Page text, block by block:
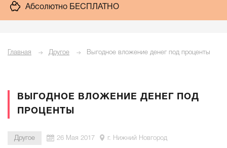
Абсолютно БЕСПЛАТНО
Главная Другое Выгодное вложение денег под проценты
ВЫГОДНОЕ ВЛОЖЕНИЕ ДЕНЕГ ПОД
ПРОЦЕНТЫ
Другое 26 Мая 2017 г. Нижний Новгород